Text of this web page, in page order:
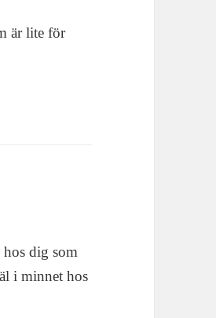
är lite för
hos dig som
i minnet hos